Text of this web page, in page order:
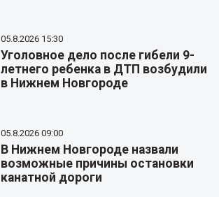
05.8.2026 15:30
Уголовное дело после гибели 9-
летнего ребенка в ДТП возбудили
в Нижнем Новгороде
05.8.2026 09:00
В Нижнем Новгороде назвали
возможные причины остановки
канатной дороги